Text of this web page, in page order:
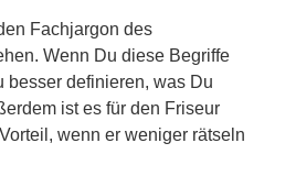
Fachjargon des
Wenn Du diese Begriffe
besser definieren, was Du
ist es für den Friseur
wenn er weniger rätseln